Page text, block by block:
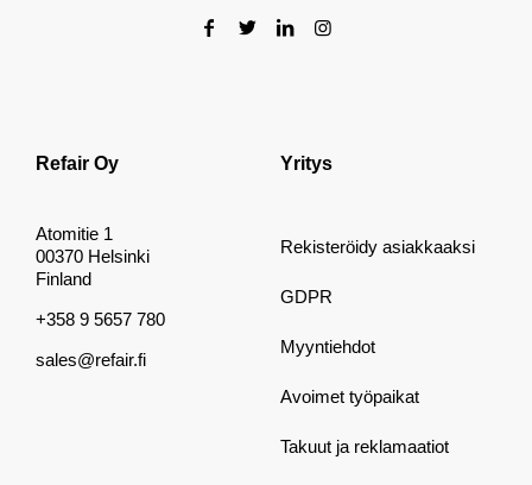
Refair Oy
Atomitie 1
00370 Helsinki
Finland
+358 9 5657 780
sales@refair.fi
Yritys
Rekisteröidy asiakkaaksi
GDPR
Myyntiehdot
Avoimet työpaikat
Takuut ja reklamaatiot